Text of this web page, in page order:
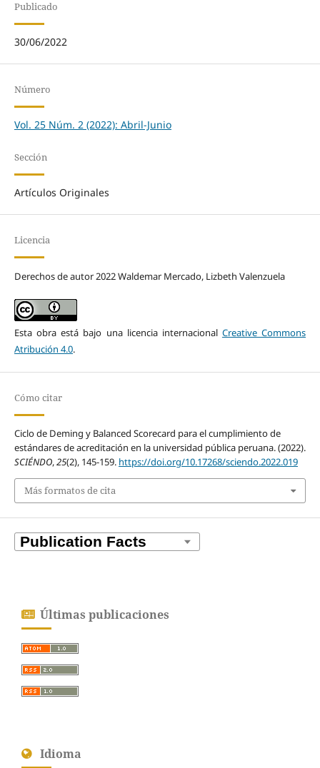
Publicado
30/06/2022
Número
Vol. 25 Núm. 2 (2022): Abril-Junio
Sección
Artículos Originales
Licencia
Derechos de autor 2022 Waldemar Mercado, Lizbeth Valenzuela
Esta obra está bajo una licencia internacional Creative Commons
Atribución 4.0.
Cómo citar
Ciclo de Deming y Balanced Scorecard para el cumplimiento de
estándares de acreditación en la universidad pública peruana. (2022).
SCIÉNDO,25(2), 145-159. https://doi.org/10.17268/sciendo.2022.019
Más formatos de cita
Últimas publicaciones
Idioma